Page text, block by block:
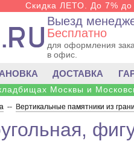
Скидка ЛЕТО. До 7% до
Выезд
Бесплатно
для оформления
в офис.
ДОСТАВКА
Москвы и
-- Вертикальные памятники из